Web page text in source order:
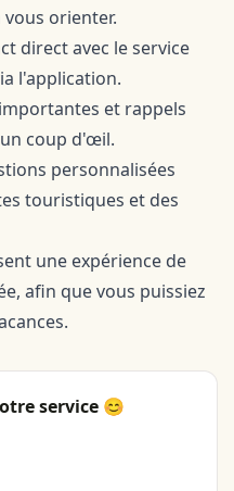
orienter.
direct avec le service
l'application.
et rappels
coup d'œil.
personnalisées
touristiques et des
une expérience de
afin que vous puissiez
service 😊